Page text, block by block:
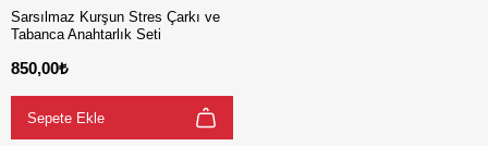
Sarsılmaz Kurşun Stres Çarkı ve
Tabanca Anahtarlık Seti
850,00₺
Sepete Ekle